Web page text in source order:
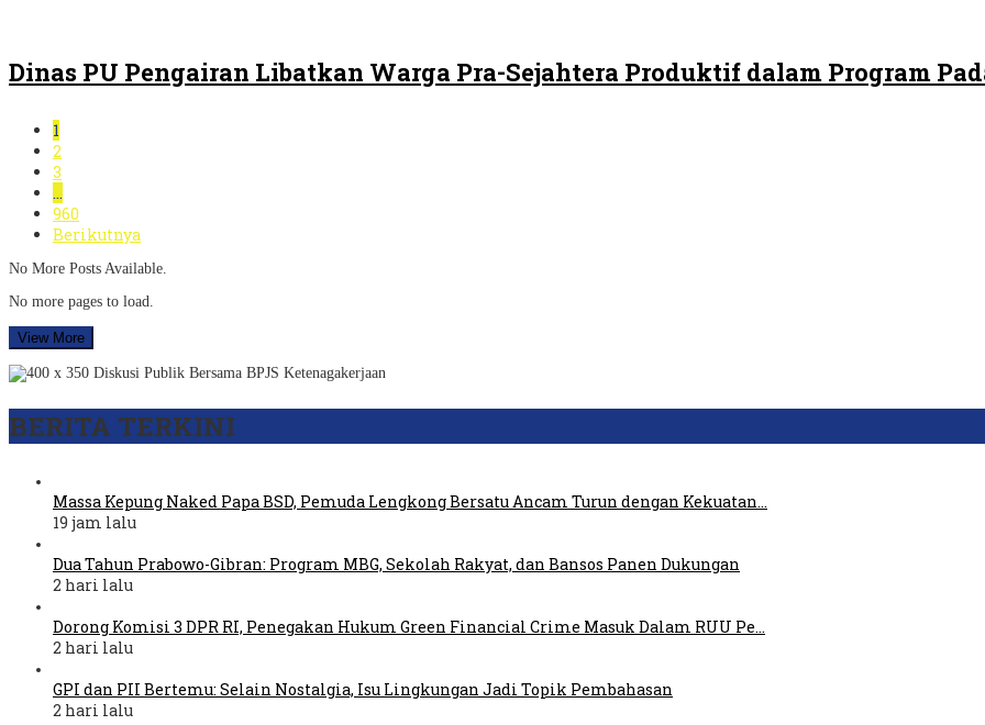
Dinas PU Pengairan Libatkan Warga Pra-Sejahtera Produktif dalam Program
1
2
3
…
960
Berikutnya
No More Posts Available.
No more pages to load.
View More
BERITA TERKINI
Massa Kepung Naked Papa BSD, Pemuda Lengkong Bersatu Ancam Turun dengan Kekuatan…
19 jam lalu
Dua Tahun Prabowo-Gibran: Program MBG, Sekolah Rakyat, dan Bansos Panen Dukungan
2 hari lalu
Dorong Komisi 3 DPR RI, Penegakan Hukum Green Financial Crime Masuk Dalam RUU Pe…
2 hari lalu
GPI dan PII Bertemu: Selain Nostalgia, Isu Lingkungan Jadi Topik Pembahasan
2 hari lalu